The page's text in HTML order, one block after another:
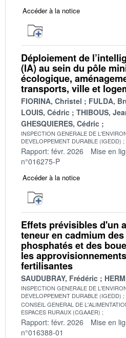
Accéder à la notice
Déploiement de
(IA) au sein du pôle
écologique,
transports, ville et
FIORINA, Christel
FULDA,
LOUIS, Cédric
THIBOUS,
GHESQUIERES, Cédric
INSPECTION GENERALE DE
DEVELOPPEMENT DURABLE (IGEDD)
Rapport: févr. 2026 Mise en
n°016275-P
Accéder à la notice
Effets prévisibles d'un
teneur en cadmium
phosphatés et des
les
fertilisantes
SAUDUBRAY, Frédéric
INSPECTION GENERALE DE
DEVELOPPEMENT DURABLE (IGEDD)
CONSEIL GENERAL DE
ESPACES RURAUX (CGAAER)
Rapport: févr. 2026 Mise en
n°016388-01